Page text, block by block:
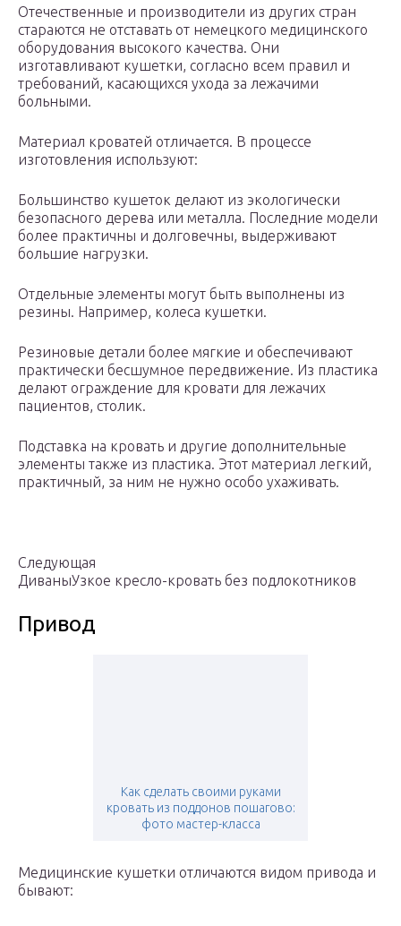
Отечественные и производители из других стран
стараются не отставать от немецкого медицинского
оборудования высокого качества. Они
изготавливают кушетки, согласно всем правил и
требований, касающихся ухода за лежачими
больными.
Материал кроватей отличается. В процессе
изготовления используют:
Большинство кушеток делают из экологически
безопасного дерева или металла. Последние модели
более практичны и долговечны, выдерживают
большие нагрузки.
Отдельные элементы могут быть выполнены из
резины. Например, колеса кушетки.
Резиновые детали более мягкие и обеспечивают
практически бесшумное передвижение. Из пластика
делают ограждение для кровати для лежачих
пациентов, столик.
Подставка на кровать и другие дополнительные
элементы также из пластика. Этот материал легкий,
практичный, за ним не нужно особо ухаживать.
Следующая
ДиваныУзкое кресло-кровать без подлокотников
Привод
Как сделать своими руками
кровать из поддонов пошагово:
фото мастер-класса
Медицинские кушетки отличаются видом привода и
бывают: